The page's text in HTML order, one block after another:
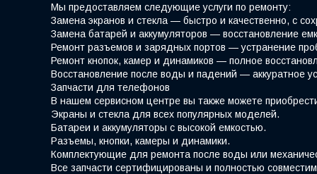
Мы предоставляем следующие услуги по ремонту:
Замена экранов и стекла — быстро и качественно, с
Замена батарей и аккумуляторов — восстановление
Ремонт разъемов и зарядных портов — устранение
Ремонт кнопок, камер и динамиков — полное
Восстановление после воды и падений — аккуратное
Запчасти для телефонов
В нашем сервисном центре вы также можете
Экраны и стекла для всех популярных моделей.
Батареи и аккумуляторы с высокой емкостью.
Разъемы, кнопки, камеры и динамики.
Комплектующие для ремонта после воды или
Все запчасти сертифицированы и полностью